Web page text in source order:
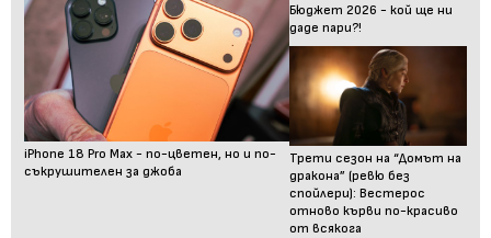
iPhone 18 Pro Max - по-цветен, но и по-
съкрушителен за джоба
Бюджет 2026 - кой ще ни
даде пари?!
Трети сезон на “Домът на
дракона” (ревю без
спойлери): Вестерос
отново кърви по-красиво
от всякога